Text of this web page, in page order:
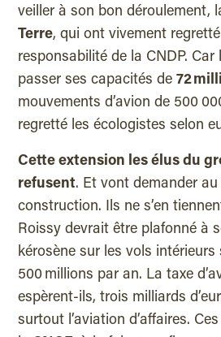
veiller à son bon déroulement,
Terre, qui ont vivement
responsabilité de la CNDP. Car
passer ses capacités de 72
mouvements d’avion de 500
regretté les écologistes selon
Cette extension les élus du
refusent. Et vont demander au
construction. Ils ne s’en
Roissy devrait être plafonné à
kérosène sur les vols
500 millions par an. La taxe
espèrent-ils, trois milliards
surtout l’aviation d’affaires.